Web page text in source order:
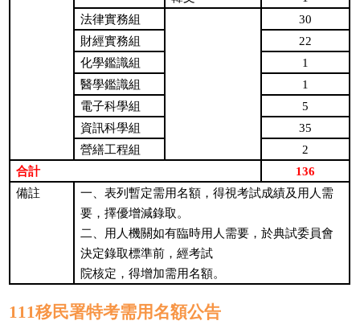
法律實務組 30
財經實務組 22
化學鑑識組 1
醫學鑑識組 1
電子科學組 5
資訊科學組 35
營繕工程組 2
合計 136
備註
一、表列暫定需用名額，得視考試成績及用人需
要，擇優增減錄取。
二、用人機關如有臨時用人需要，於典試委員會
決定錄取標準前，經考試
院核定，得增加需用名額。
111移民署特考需用名額公告